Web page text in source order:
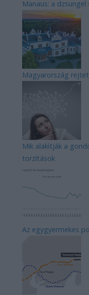
Manaus: a dzsungel
Magyarország
Mik alakítják a
torzítások
Az egygyermekes